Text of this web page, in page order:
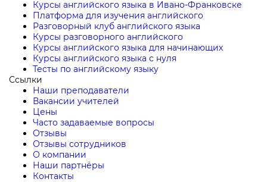
Курсы английского языка в Ивано-Франковске
Платформа для изучения английского
Разговорный клуб английского языка
Курсы разговорного английского
Курсы английского языка для начинающих
Курсы английского языка с нуля
Тесты по английскому языку
Ссылки
Наши преподаватели
Вакансии учителей
Цены
Часто задаваемые вопросы
Отзывы
Отзывы сотрудников
О компании
Наши партнёры
Контакты